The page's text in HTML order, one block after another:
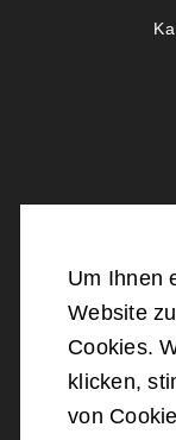
2026
Um Ihnen
Website
Cookies.
klicken,
von